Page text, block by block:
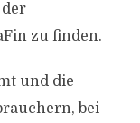
der
zu finden.
und die
bei